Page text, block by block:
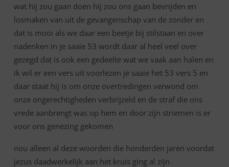
wat hij zou gaan doen hij zou ons gaan bevrijden en
losmaken van uit de gevangenschap van de zonder en
dat is mooi als we daar een beetje bij stilstaan en over
nadenken in je saaie 53 wordt daar al heel veel over
gezegd dat is ook een gedeelte wat we vaak aan halen en
ik wil er een vers uit voorlezen je saaie het 53 vers 5 en
daar staat hij is om onze overtredingen verwond om
onze ongerechtigheden verbrijzeld en de straf die ons
vrede aanbrengt was op hem en door zijn striemen is er
voor ons genezing gekomen
nou alleen al deze woorden die honderden jaren voordat
jezus daadwerkelijk aan het kruis ging al zijn